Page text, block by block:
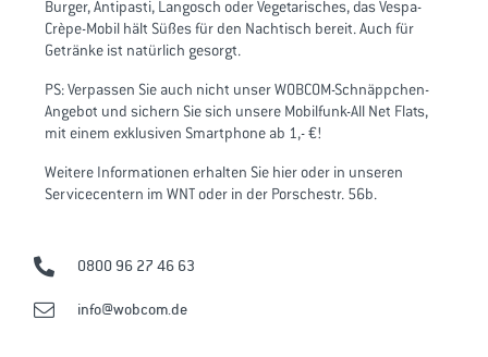
Burger, Antipasti, Langosch oder Vegetarisches, das Vespa-
Crèpe-Mobil hält Süßes für den Nachtisch bereit. Auch für
Getränke ist natürlich gesorgt.
PS: Verpassen Sie auch nicht unser WOBCOM-Schnäppchen-
Angebot und sichern Sie sich unsere Mobilfunk-All Net Flats,
mit einem exklusiven Smartphone ab 1,- €!
Weitere Informationen erhalten Sie hier oder in unseren
Servicecentern im WNT oder in der Porschestr. 56b.
0800 96 27 46 63
info@wobcom.de